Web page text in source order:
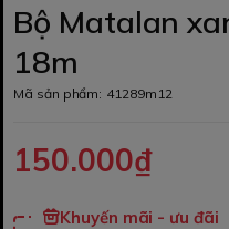
Bộ Matalan
18m
Mã sản phẩm: 41289m12
150.000₫
Khuyến mãi - ưu đãi